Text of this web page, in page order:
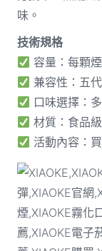
味。
技術規格
容量：每顆
兼容性：五
口味選擇：
材質：食品
活動內容：